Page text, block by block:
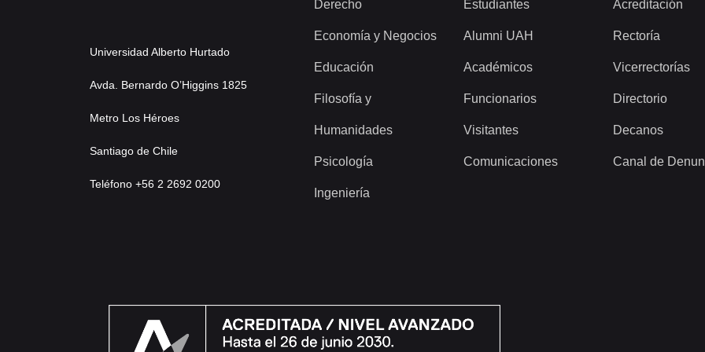
Universidad Alberto Hurtado
Avda. Bernardo O’Higgins 1825
Metro Los Héroes
Santiago de Chile
Teléfono +56 2 2692 0200
Derecho
Economía y Negocios
Educación
Filosofía y
Humanidades
Psicología
Ingeniería
Estudiantes
Alumni UAH
Académicos
Funcionarios
Visitantes
Comunicaciones
Acreditación
Rectoría
Vicerrectorías
Directorio
Decanos
Canal de